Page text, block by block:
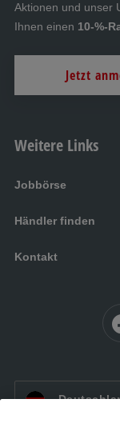
Weitere Links
Jobbörse
Händler finden
Kontakt
DE:
Aktionen und unser
Ihnen einen 10-%-
Jetzt